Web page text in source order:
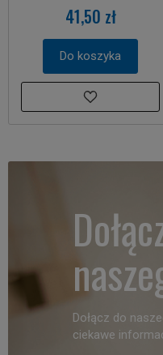
41,50 zł
Do koszyka
Dołącz do
ciekawe